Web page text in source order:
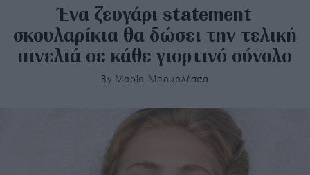
Ένα ζευγάρι statement
σκουλαρίκια θα δώσει την τελική
πινελιά σε κάθε γιορτινό σύνολο
By Μαρία Μπουρλέσσα